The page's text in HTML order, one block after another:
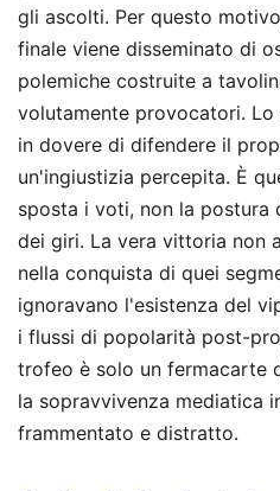
gli ascolti. Per questo
finale viene disseminato di
polemiche costruite a
volutamente provocatori.
in dovere di difendere il
un'ingiustizia percepita. È
sposta i voti, non la postura
dei giri. La vera vittoria non
nella conquista di quei
ignoravano l'esistenza del
i flussi di popolarità post-
trofeo è solo un fermacarte
la sopravvivenza mediatica
frammentato e distratto.